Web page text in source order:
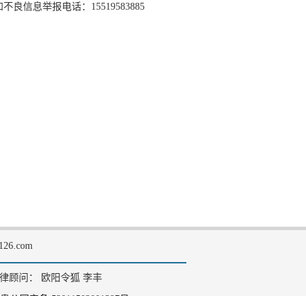
不良信息举报电话：15519583885
顾问： 欧阳令狐 李丰